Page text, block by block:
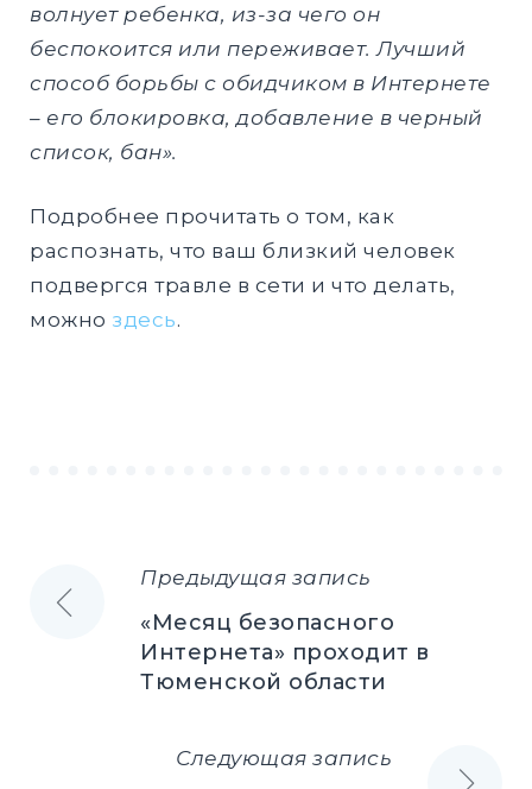
волнует ребенка, из-за чего он
беспокоится или переживает. Лучший
способ борьбы с обидчиком в Интернете
– его блокировка, добавление в черный
список, бан».
Подробнее прочитать о том, как
распознать, что ваш близкий человек
подвергся травле в сети и что делать,
можно здесь.
Навигация
Предыдущая запись
«Месяц безопасного
Интернета» проходит в
Тюменской области
Следующая запись